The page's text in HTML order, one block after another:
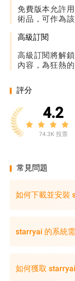
免費版本允許
術品，可作為
高級訂閱
高級訂閱將解
內容，為狂熱
評分
4.2
74.3K 投票
常見問題
如何下載並安裝
starryai 的系統
如何獲取